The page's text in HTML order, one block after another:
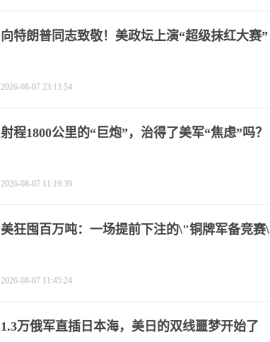
向特朗普同志致敬！美政坛上演“超级抹红大赛”
2026-08-07 23:13:54
射程1800公里的“巨炮”，治得了美军“焦虑”吗？
2026-08-07 11:19:39
美狂囤百万吨：一场提前下注的\"铜牌军备竞赛\"
2026-08-07 11:45:24
1.3万俄军直插日本海，美日的双线噩梦开始了